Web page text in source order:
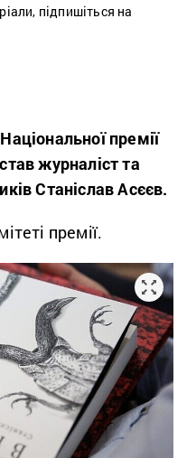
підпишіться на
премії
журналіст та
Станіслав Асєєв.
премії.